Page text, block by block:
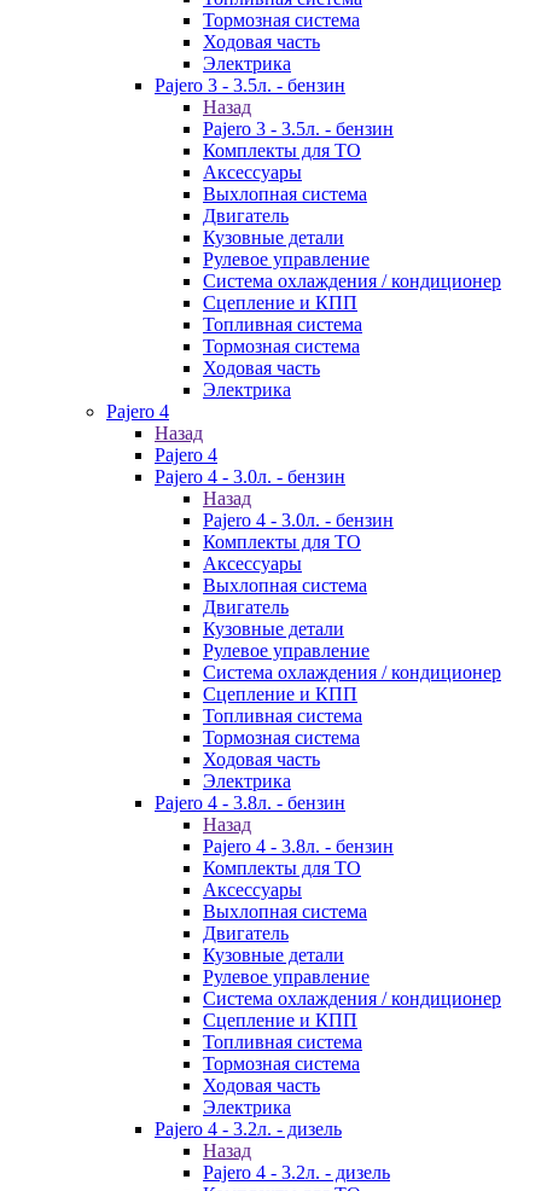
Тормозная система
Ходовая часть
Электрика
Pajero 3 - 3.5л. - бензин
Назад
Pajero 3 - 3.5л. - бензин
Комплекты для ТО
Аксессуары
Выхлопная система
Двигатель
Кузовные детали
Рулевое управление
Система охлаждения / кондиционер
Сцепление и КПП
Топливная система
Тормозная система
Ходовая часть
Электрика
Pajero 4
Назад
Pajero 4
Pajero 4 - 3.0л. - бензин
Назад
Pajero 4 - 3.0л. - бензин
Комплекты для ТО
Аксессуары
Выхлопная система
Двигатель
Кузовные детали
Рулевое управление
Система охлаждения / кондиционер
Сцепление и КПП
Топливная система
Тормозная система
Ходовая часть
Электрика
Pajero 4 - 3.8л. - бензин
Назад
Pajero 4 - 3.8л. - бензин
Комплекты для ТО
Аксессуары
Выхлопная система
Двигатель
Кузовные детали
Рулевое управление
Система охлаждения / кондиционер
Сцепление и КПП
Топливная система
Тормозная система
Ходовая часть
Электрика
Pajero 4 - 3.2л. - дизель
Назад
Pajero 4 - 3.2л. - дизель